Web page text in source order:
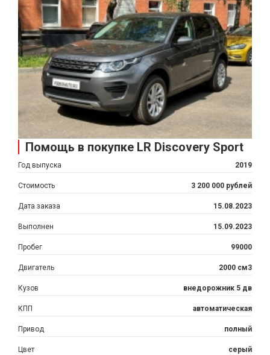
Помощь в покупке LR Discovery Sport
Год выпуска 2019
Стоимость 3 200 000 рублей
Дата заказа 15.08.2023
Выполнен 15.09.2023
Пробег 99000
Двигатель 2000 см3
Кузов внедорожник 5 дв
КПП автоматическая
Привод полный
Цвет серый